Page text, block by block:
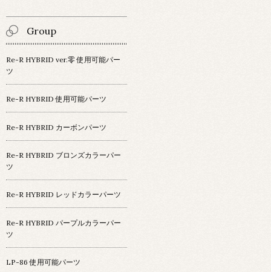
Group
Re-R HYBRID ver.零 使用可能パー
ツ
Re-R HYBRID 使用可能パーツ
Re-R HYBRID カーボンパーツ
Re-R HYBRID ブロンズカラーパー
ツ
Re-R HYBRID レッドカラーパーツ
Re-R HYBRID パープルカラーパー
ツ
LP-86 使用可能パーツ